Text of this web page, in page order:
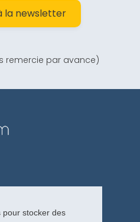
pour stocker des
la newsletter
remercie par avance)